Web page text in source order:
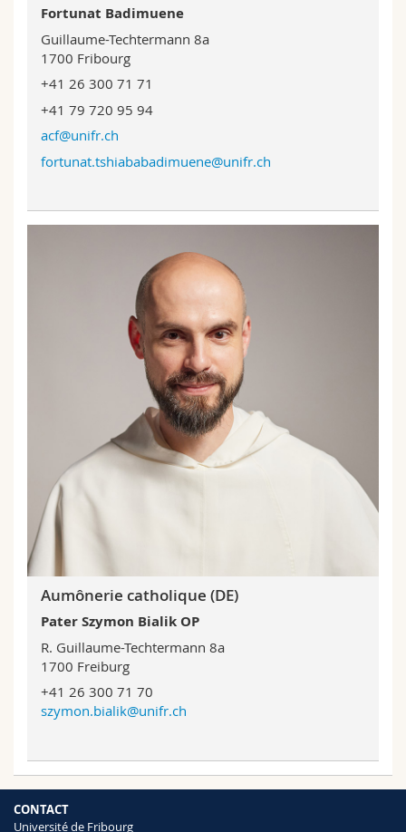
Fortunat Badimuene
Guillaume-Techtermann 8a
1700 Fribourg
+41 26 300 71 71
+41 79 720 95 94
acf@unifr.ch
fortunat.tshiababadimuene@unifr.ch
Aumônerie catholique (DE)
Pater Szymon Bialik OP
R. Guillaume-Techtermann 8a
1700 Freiburg
+41 26 300 71 70
szymon.bialik@unifr.ch
CONTACT
Université de Fribourg